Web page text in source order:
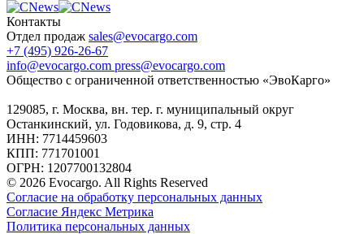
Контакты
Отдел продаж sales@evocargo.com
+7 (495) 926-26-67
info@evocargo.com press@evocargo.com
Общество с ограниченной ответственностью «ЭвоКарго»
129085, г. Москва, вн. тер. г. муниципальный округ
Останкинский, ул. Годовикова, д. 9, стр. 4
ИНН: 7714459603
КПП: 771701001
ОГРН: 1207700132804
© 2026 Evocargo. All Rights Reserved
Согласие на обработку персональных данных
Согласие Яндекс Метрика
Политика персональных данных